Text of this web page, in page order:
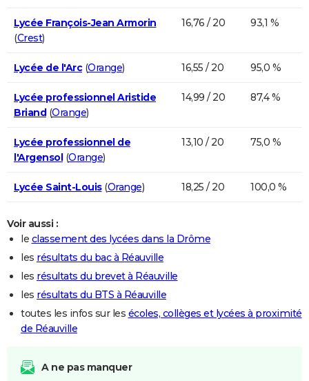
Lycée François-Jean Armorin
(Crest)
16,76 / 20 93,1 %
Lycée de l'Arc(Orange) 16,55 / 20 95,0 %
Lycée professionnel Aristide
Briand(Orange)
14,99 / 20 87,4 %
Lycée professionnel de
l'Argensol(Orange)
13,10 / 20 75,0 %
Lycée Saint-Louis(Orange) 18,25 / 20 100,0 %
Voir aussi :
le classement des lycées dans la Drôme
les résultats du bac à Réauville
les résultats du brevet à Réauville
les résultats du BTS à Réauville
toutes les infos sur les écoles, collèges et lycées à proximité
de Réauville
A ne pas manquer